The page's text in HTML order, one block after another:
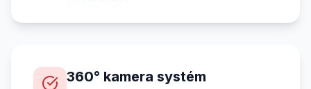
360° kamera systém